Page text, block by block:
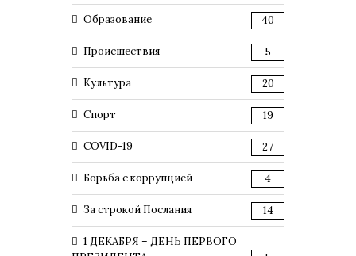
Образование 40
Происшествия 5
Культура 20
Спорт 19
COVID-19 27
Борьба с коррупцией 4
За строкой Послания 14
1 ДЕКАБРЯ – ДЕНЬ ПЕРВОГО